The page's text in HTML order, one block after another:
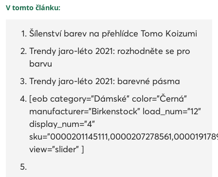
V tomto článku:
Šílenství barev na přehlídce Tomo Koizumi
Trendy jaro-léto 2021: rozhodněte se pro
barvu
Trendy jaro-léto 2021: barevné pásma
[eob category="Dámské" color="Černá"
manufacturer="Birkenstock" load_num="12"
display_num="4"
view="slider" ]